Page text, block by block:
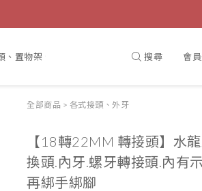
置物架、毛巾杆、蓮蓬頭 大型淋浴花灑
搜尋 會
全部商品 > 各式接頭、外牙
【18轉22MM 轉接頭】水
換頭.內牙.螺牙轉接頭.內有
再綁手綁腳